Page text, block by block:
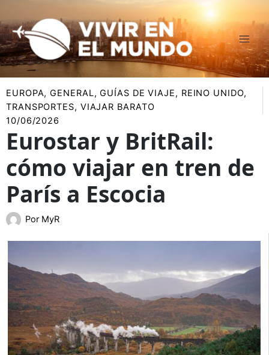
al
contenido
EUROPA,GENERAL,GUÍAS DE VIAJE, REINO UNIDO,
TRANSPORTES, VIAJAR BARATO
10/06/2026
Eurostar y BritRail:
cómo viajar en tren de
París a Escocia
Por MyR